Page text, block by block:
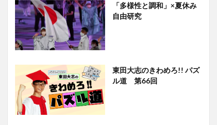
「多様性と調和」×夏休み
自由研究
東田大志のきわめろ!! パズ
ル道 第66回